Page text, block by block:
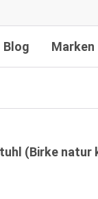
Blog Marken
(Birke natur